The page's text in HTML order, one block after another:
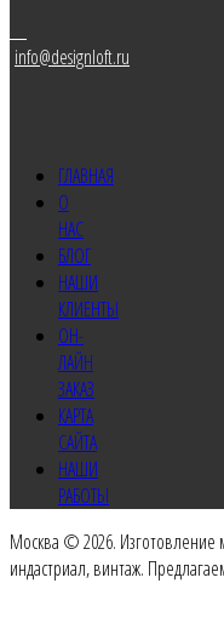
info@designloft.ru
ГЛАВНАЯ
О
НАС
БЛОГ
НАШИ
КЛИЕНТЫ
ОН-
ЛАЙН
ЗАКАЗ
КАРТА
САЙТА
НАШИ
РАБОТЫ
Москва © 2026. Изготовление
индастриал, винтаж.